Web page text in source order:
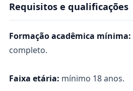
Requisitos e qualificações
Formação acadêmica mínima:
completo.
Faixa etária: mínimo 18 anos.